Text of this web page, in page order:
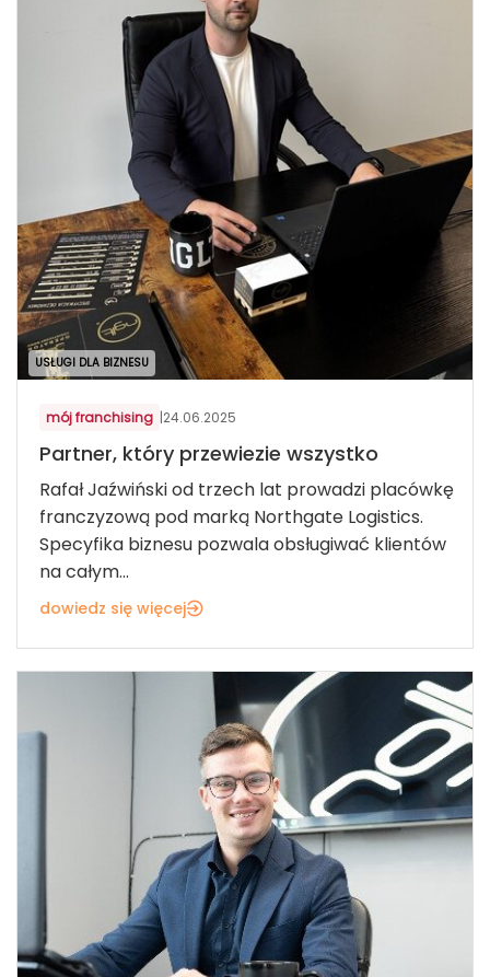
USŁUGI DLA BIZNESU
mój franchising |24.06.2025
Partner, który przewiezie wszystko
Rafał Jaźwiński od trzech lat prowadzi placówkę
franczyzową pod marką Northgate Logistics.
Specyfika biznesu pozwala obsługiwać klientów
na całym...
dowiedz się więcej